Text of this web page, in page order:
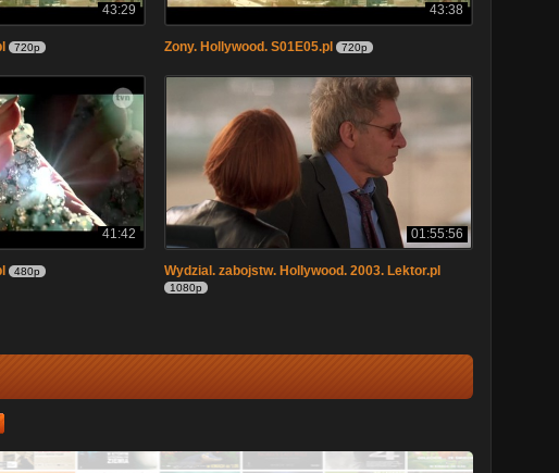
43:29
720p
43:38
Zony. Hollywood. S01E05.pl 720p
41:42
480p
01:55:56
Wydzial. zabojstw. Hollywood. 2003. Lektor.pl
1080p